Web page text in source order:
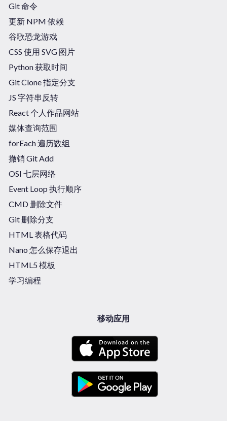
Git 命令
更新 NPM 依赖
谷歌恐龙游戏
CSS 使用 SVG 图片
Python 获取时间
Git Clone 指定分支
JS 字符串反转
React 个人作品网站
媒体查询范围
forEach 遍历数组
撤销 Git Add
OSI 七层网络
Event Loop 执行顺序
CMD 删除文件
Git 删除分支
HTML 表格代码
Nano 怎么保存退出
HTML5 模板
学习编程
移动应用